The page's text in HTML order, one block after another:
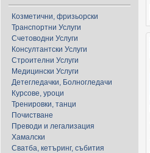
Козметични, фризьорски
Транспортни Услуги
Счетоводни Услуги
Консултантски Услуги
Строителни Услуги
Медицински Услуги
Детегледачки, Болногледачи
Курсове, уроци
Тренировки, танци
Почистване
Преводи и легализация
Хамалски
Сватба, кетъринг, събития